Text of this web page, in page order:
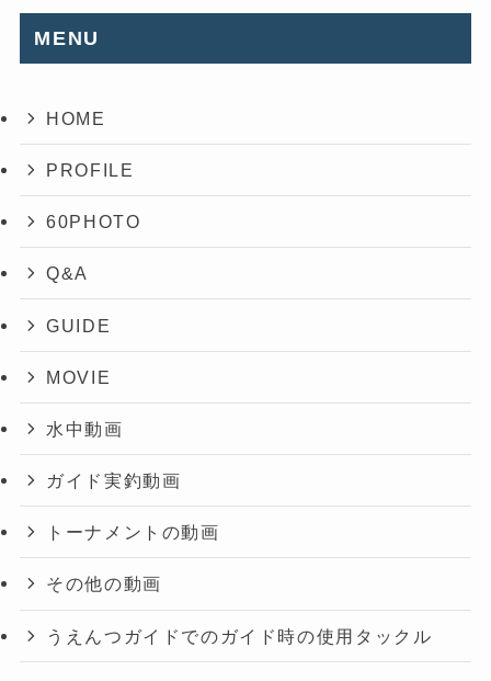
MENU
HOME
PROFILE
60PHOTO
Q&A
GUIDE
MOVIE
水中動画
ガイド実釣動画
トーナメントの動画
その他の動画
うえんつガイドでのガイド時の使用タックル